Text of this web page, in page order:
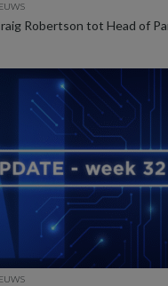
Robertson tot Head of